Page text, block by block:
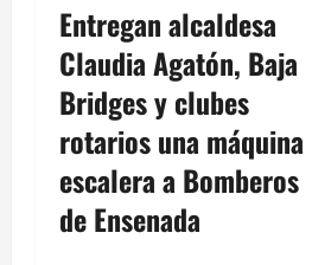
Entregan alcaldesa
Claudia Agatón, Baja
Bridges y clubes
rotarios una máquina
escalera a Bomberos
de Ensenada